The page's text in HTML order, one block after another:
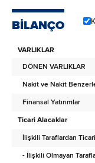
BİLANÇO
VARLIKLAR
DÖNEN VARLIKLAR
Nakit ve Nakit
Finansal Yatırımlar
Ticari Alacaklar
İlişkili Taraflardan
- İlişkili Olmayan